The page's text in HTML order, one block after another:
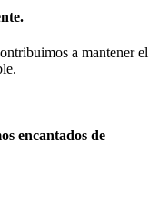
a mantener el
encantados de